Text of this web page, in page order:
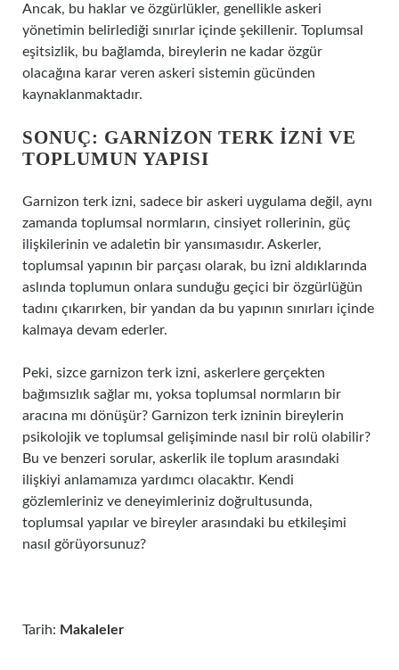
Ancak, bu haklar ve özgürlükler, genellikle askeri
yönetimin belirlediği sınırlar içinde şekillenir. Toplumsal
eşitsizlik, bu bağlamda, bireylerin ne kadar özgür
olacağına karar veren askeri sistemin gücünden
kaynaklanmaktadır.
SONUÇ: GARNIZON TERK İZNI VE
TOPLUMUN YAPISI
Garnizon terk izni, sadece bir askeri uygulama değil, aynı
zamanda toplumsal normların, cinsiyet rollerinin, güç
ilişkilerinin ve adaletin bir yansımasıdır. Askerler,
toplumsal yapının bir parçası olarak, bu izni aldıklarında
aslında toplumun onlara sunduğu geçici bir özgürlüğün
tadını çıkarırken, bir yandan da bu yapının sınırları içinde
kalmaya devam ederler.
Peki, sizce garnizon terk izni, askerlere gerçekten
bağımsızlık sağlar mı, yoksa toplumsal normların bir
aracına mı dönüşür? Garnizon terk izninin bireylerin
psikolojik ve toplumsal gelişiminde nasıl bir rolü olabilir?
Bu ve benzeri sorular, askerlik ile toplum arasındaki
ilişkiyi anlamamıza yardımcı olacaktır. Kendi
gözlemleriniz ve deneyimleriniz doğrultusunda,
toplumsal yapılar ve bireyler arasındaki bu etkileşimi
nasıl görüyorsunuz?
Tarih: Makaleler